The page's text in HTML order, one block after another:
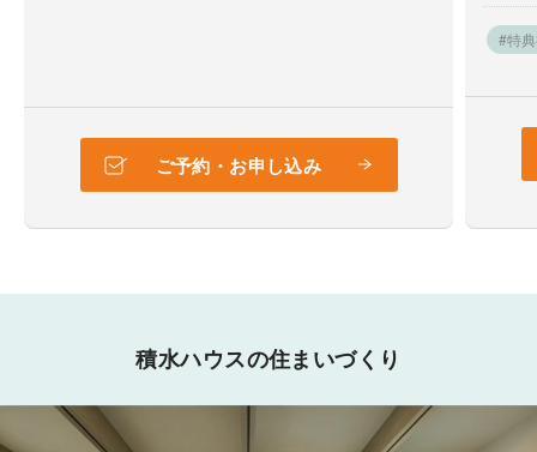
ご予約・お申し込み
#特
積水ハウスの住まいづくり